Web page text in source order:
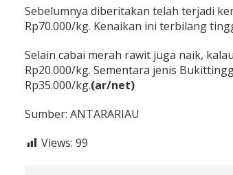
Sebelumnya diberitakan telah terjadi
Rp70.000/kg. Kenaikan ini terbilang
Selain cabai merah rawit juga naik,
Rp20.000/kg. Sementara jenis
Rp35.000/kg.(ar/net)
Sumber: ANTARARIAU
Views: 99